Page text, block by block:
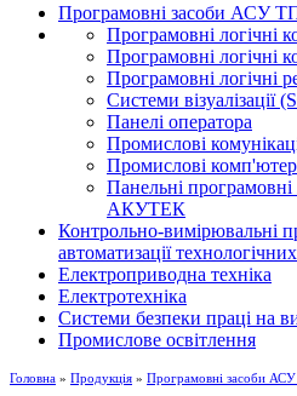
Програмовні засоби АСУ
Програмовні логічні
Програмовні
Програмовні логічні
Системи візуалізації
Панелі оператора
Промислові
Промислові
Панельні програмовні
АКУТЕК
Контрольно-вимірювальні
автоматизації
Електроприводна техніка
Електротехніка
Системи безпеки праці на
Промислове освітлення
Головна » Продукція » Програмовні засоби